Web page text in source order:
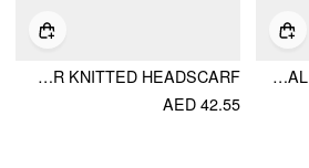
FLORAL CROCHET HAIR BAND
SUNFLOWER KNITTED HEADSCARF
AED 42.55